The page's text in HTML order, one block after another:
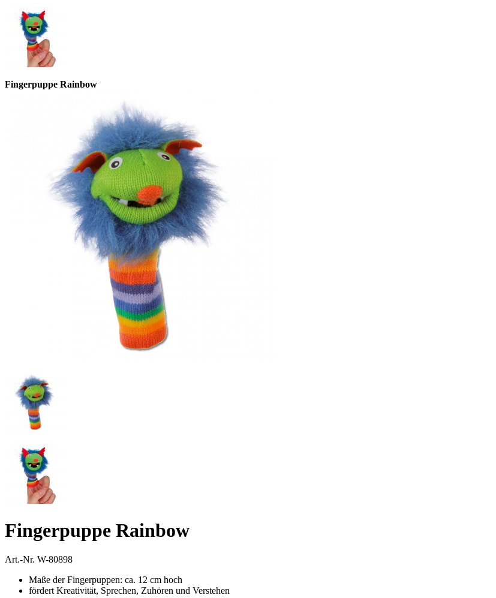
Fingerpuppe Rainbow
Fingerpuppe Rainbow
Art.-Nr. W-80898
Maße der Fingerpuppen: ca. 12 cm hoch
fördert Kreativität, Sprechen, Zuhören und Verstehen